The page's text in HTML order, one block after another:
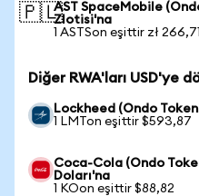
🇵🇱AST SpaceMobile
Zlotisi'na
1 ASTSon eşittir zł 266,71
Diğer RWA'ları USD'ye
Lockheed (Ondo
1 LMTon eşittir $593,87
Coca-Cola (Ondo
Doları'na
1 KOon eşittir $88,82